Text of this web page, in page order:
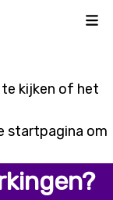
te kijken of het
startpagina om